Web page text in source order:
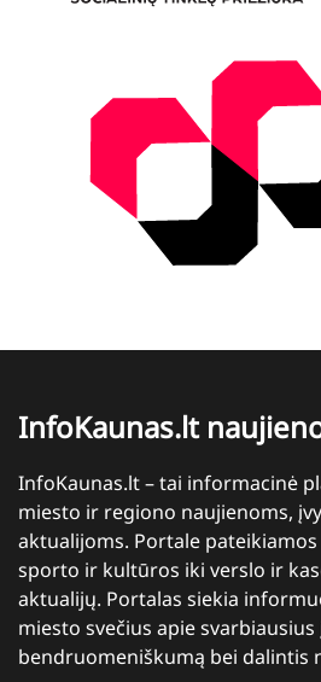
InfoKaunas.lt
InfoKaunas.lt – tai informacinė
miesto ir regiono naujienoms,
aktualijoms. Portale
sporto ir kultūros iki verslo ir
aktualijų. Portalas siekia
miesto svečius apie
bendruomeniškumą bei dalintis